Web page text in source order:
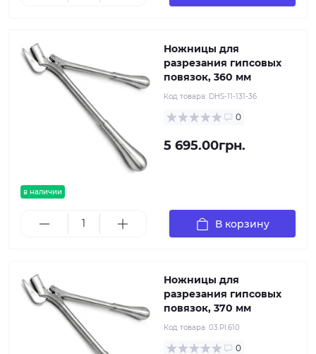
в наличии
Ножницы для
разрезания гипсовых
повязок, 360 мм
Код товара: DHS-11-131-36
0
5 695.00грн.
В корзину
Ножницы для
разрезания гипсовых
повязок, 370 мм
Код товара: 03.PI.610
0